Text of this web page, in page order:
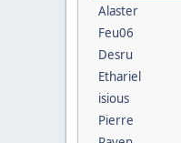
Alaster
Feu06
Desru
Ethariel
isious
Pierre